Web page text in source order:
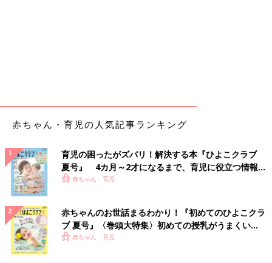
赤ちゃん・育児の人気記事ランキング
育児の困ったがズバリ！解決する本『ひよこクラブ
夏号』 4カ月～2才になるまで、育児に役立つ情報が
いっぱい！
赤ちゃん・育児
赤ちゃんのお世話まるわかり！『初めてのひよこクラ
ブ 夏号』〈巻頭大特集〉初めての授乳がうまくい
く！ おっぱい・ミルクの基本と夏のトラブル 解決テ
赤ちゃん・育児